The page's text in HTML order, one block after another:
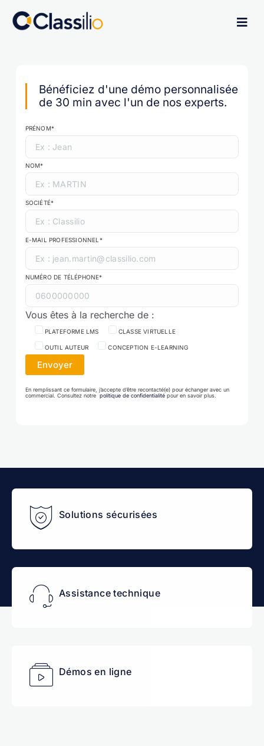
Bénéficiez d'une démo personnalisée
de 30 min avec l'un de nos experts.
PRÉNOM*
NOM*
SOCIÉTÉ*
E-MAIL PROFESSIONNEL*
NUMÉRO DE TÉLÉPHONE*
Vous êtes à la recherche de :
PLATEFORME LMS CLASSE VIRTUELLE
OUTIL AUTEUR CONCEPTION E-LEARNING
En remplissant ce formulaire, j’accepte d’être recontacté(e) pour échanger avec un
commercial. Consultez notre politique de confidentialitépour en savoir plus.
Solutions sécurisées
Assistance technique
Démos en ligne